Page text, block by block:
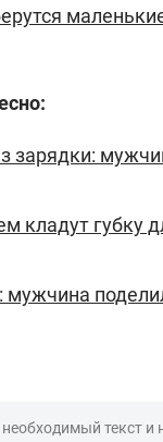
зарядки:
кладут губку
мужчина
текст и